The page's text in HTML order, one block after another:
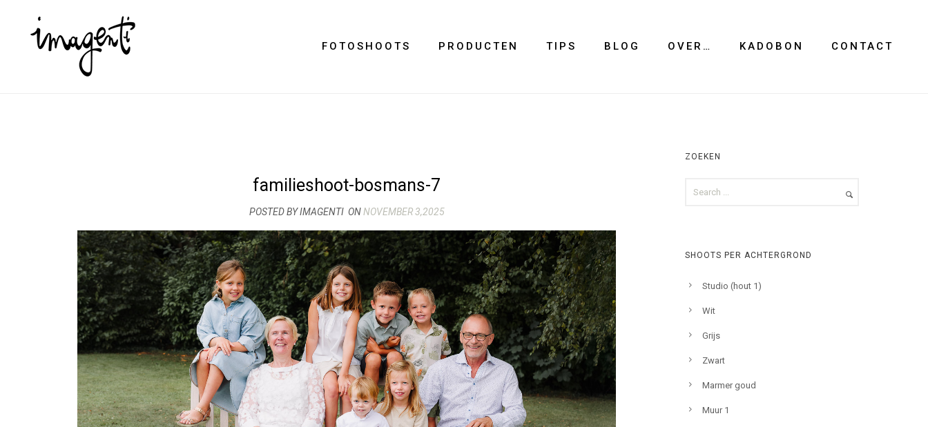
FOTOSHOOTS PRODUCTEN TIPS BLOG OVER… KADOBON CONTACT
familieshoot-bosmans-7
POSTED BY IMAGENTI ONNOVEMBER 3,2025
ZOEKEN
SHOOTS PER ACHTERGROND
Studio (hout 1)
Wit
Grijs
Zwart
Marmer goud
Muur 1